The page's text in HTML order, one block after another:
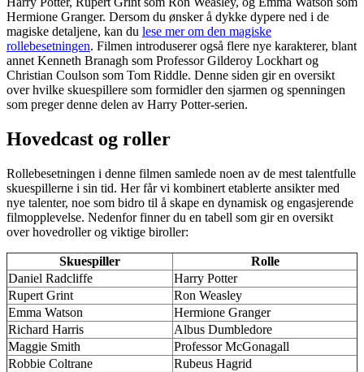
Hermione Granger. Dersom du ønsker å dykke dypere ned i de
magiske detaljene, kan du lese mer om den magiske
rollebesetningen. Filmen introduserer også flere nye karakterer, blant
annet Kenneth Branagh som Professor Gilderoy Lockhart og
Christian Coulson som Tom Riddle. Denne siden gir en oversikt
over hvilke skuespillere som formidler den sjarmen og spenningen
som preger denne delen av Harry Potter-serien.
Hovedcast og roller
Rollebesetningen i denne filmen samlede noen av de mest talentfulle
skuespillerne i sin tid. Her får vi kombinert etablerte ansikter med
nye talenter, noe som bidro til å skape en dynamisk og engasjerende
filmopplevelse. Nedenfor finner du en tabell som gir en oversikt
over hovedroller og viktige biroller:
Skuespiller
Rolle
Daniel Radcliffe
Harry Potter
Rupert Grint
Ron Weasley
Emma Watson
Hermione Granger
Richard Harris
Albus Dumbledore
Maggie Smith
Professor McGonagall
Robbie Coltrane
Rubeus Hagrid